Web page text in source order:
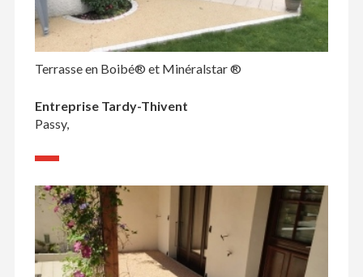
Terrasse en Boibé® et Minéralstar ®
Entreprise Tardy-Thivent
Passy,